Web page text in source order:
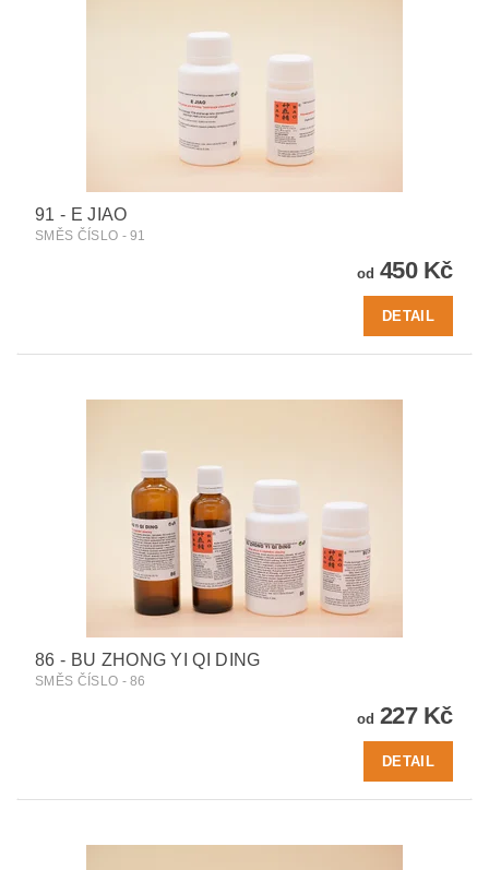
91 - E JIAO
SMĚS ČÍSLO - 91
od 450 Kč
DETAIL
86 - BU ZHONG YI QI DING
SMĚS ČÍSLO - 86
od 227 Kč
DETAIL